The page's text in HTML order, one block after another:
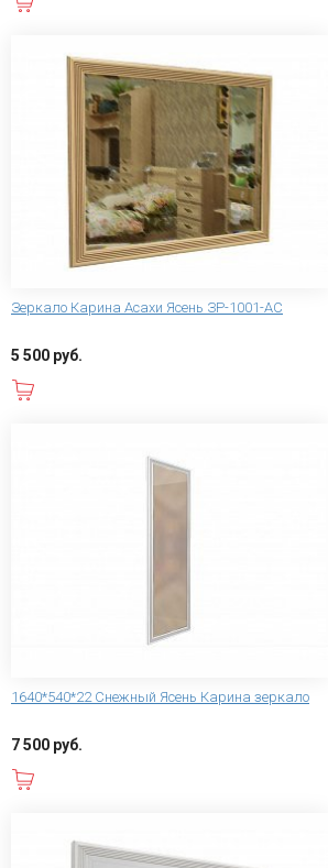
Зеркало Карина Асахи Ясень ЗР-1001-АС
5 500 руб.
1640*540*22 Снежный Ясень Карина зеркало
7 500 руб.